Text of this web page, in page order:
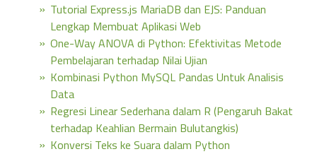
Tutorial Express.js MariaDB dan EJS: Panduan
Lengkap Membuat Aplikasi Web
One-Way ANOVA di Python: Efektivitas Metode
Pembelajaran terhadap Nilai Ujian
Kombinasi Python MySQL Pandas Untuk Analisis
Data
Regresi Linear Sederhana dalam R (Pengaruh Bakat
terhadap Keahlian Bermain Bulutangkis)
Konversi Teks ke Suara dalam Python